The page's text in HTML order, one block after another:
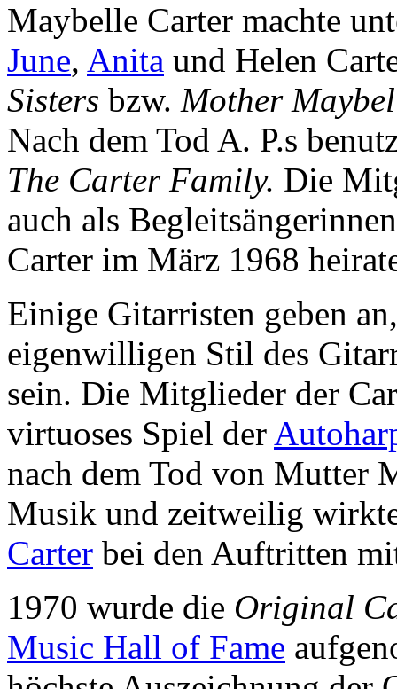
Maybelle Carter machte
June, Anita und Helen
Sisters bzw. Mother
Nach dem Tod A. P.s
The Carter Family. Die
auch als
Carter im März 1968
Einige Gitarristen geben
eigenwilligen Stil des
sein. Die Mitglieder der
virtuoses Spiel der
nach dem Tod von Mutter
Musik und zeitweilig
Carter bei den Auftritten
1970 wurde die Original
Music Hall of Fame